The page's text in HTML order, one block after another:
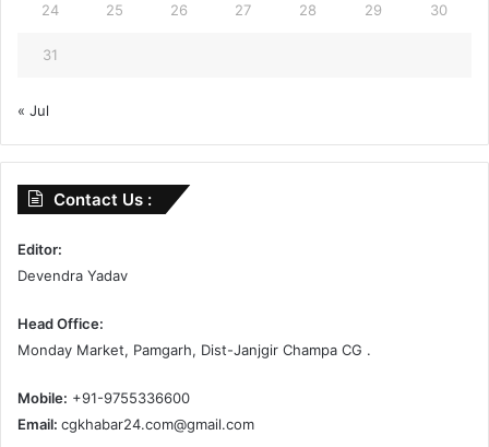
24 25 26 27 28 29 30
31
« Jul
Contact Us :
Editor:
Devendra Yadav
Head Office:
Monday Market, Pamgarh, Dist-Janjgir Champa CG .
Mobile: +91-9755336600
Email: cgkhabar24.com@gmail.com